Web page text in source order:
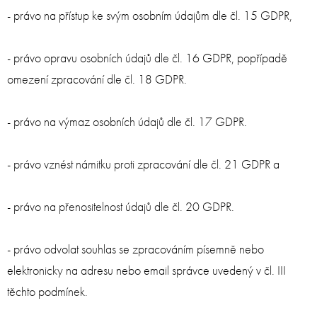
- právo na přístup ke svým osobním údajům dle čl. 15 GDPR,
- právo opravu osobních údajů dle čl. 16 GDPR, popřípadě
omezení zpracování dle čl. 18 GDPR.
- právo na výmaz osobních údajů dle čl. 17 GDPR.
- právo vznést námitku proti zpracování dle čl. 21 GDPR a
- právo na přenositelnost údajů dle čl. 20 GDPR.
- právo odvolat souhlas se zpracováním písemně nebo
elektronicky na adresu nebo email správce uvedený v čl. III
těchto podmínek.